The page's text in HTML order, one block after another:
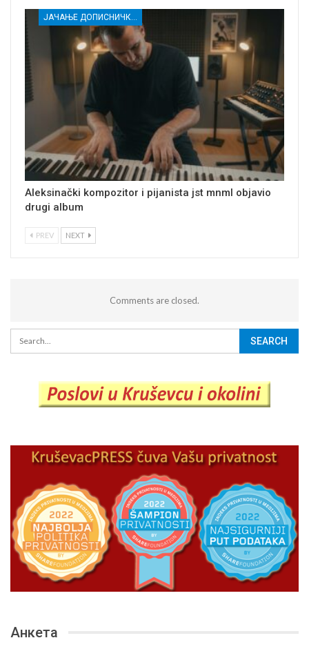
ЈАЧАЊЕ ДОПИСНИЧКЕ МРЕЖЕ НЕЗАВИСНИХ МЕДИЈА У РАСИНСКОМ ОКРУГУ
Aleksinački kompozitor i pijanista jst mnml objavio
drugi album
PREV NEXT
Comments are closed.
Анкета